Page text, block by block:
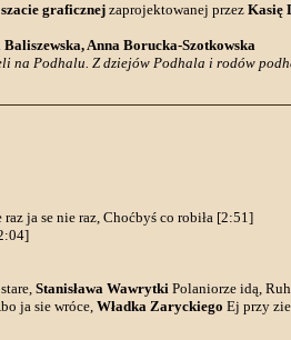
graficznejzaprojektowanej przez Kasię
Anna Borucka-Szotkowska
na Podhalu. Z dziejów Podhala i rodów
ja se nie raz, Choćbyś co robiła [2:51]
Stanisława WawrytkiPolaniorze idą,
ja sie wróce, Władka Zaryckiego Ej przy